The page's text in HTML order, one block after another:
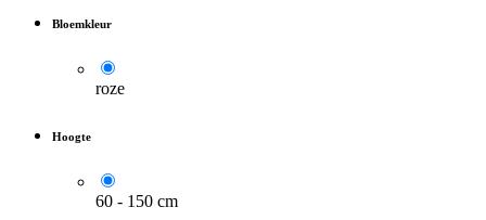
Bloemkleur
roze
Hoogte
60 - 150 cm